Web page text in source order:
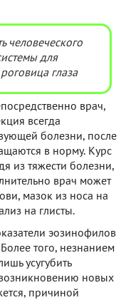
человеческого
для
глаза
врач,
всегда
болезни, после
в норму. Курс
из тяжести болезни,
врач может
мазок из носа на
на глисты.
эозинофилов
того, незнанием
усугубить
новых
причиной